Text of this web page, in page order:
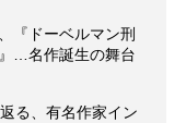
『ドーベルマン刑
…名作誕生の舞台
る、有名作家イン